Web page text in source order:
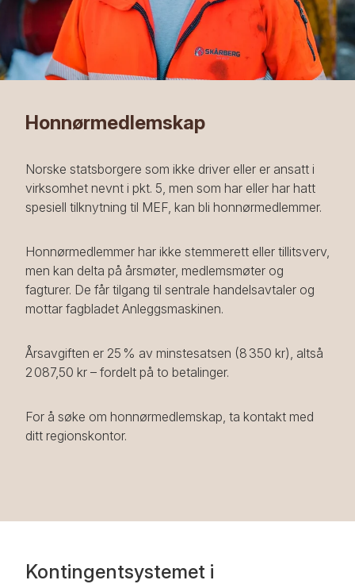
Honnørmedlemskap
Norske statsborgere som ikke driver eller er ansatt i
virksomhet nevnt i pkt. 5, men som har eller har hatt
spesiell tilknytning til MEF, kan bli honnørmedlemmer.
Honnørmedlemmer har ikke stemmerett eller tillitsverv,
men kan delta på årsmøter, medlemsmøter og
fagturer. De får tilgang til sentrale handelsavtaler og
mottar fagbladet Anleggsmaskinen.
Årsavgiften er 25 % av minstesatsen (8 350 kr), altså
2 087,50 kr – fordelt på to betalinger.
For å søke om honnørmedlemskap, ta kontakt med
ditt regionskontor.
Kontingentsystemet i